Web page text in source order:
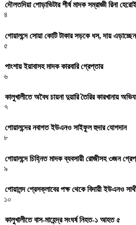
দৌলতদিয়া পোড়াভিটার শীর্ষ মাদক সম্রাজ্ঞী রিনা
৪
গোয়ালন্দে সোয়া কোটি টাকার সড়কে ধস, দায়
৫
পাংশায় ইয়াবাসহ মাদক কারবারি গ্রেপ্তার
৬
কালুখালীতে অবৈধ চায়না দুয়ারি তৈরির কারখানায়
৭
গোয়ালন্দের নবাগত ইউএনও সাইফুল হুদার যোগদান
৮
গোয়ালন্দে চিহ্নিত মাদক ব্যবসায়ী রোজীসহ ৩জন
৯
গোয়ালন্দ প্রেসক্লাবের পক্ষ থেকে বিদায়ী ইউএনও
১০
কালুখালীতে বাস-মাহেন্দ্র সংঘর্ষ নিহত-১ আহত ৫